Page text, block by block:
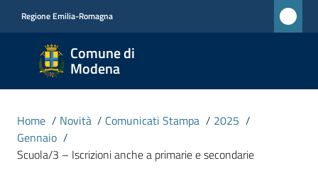
Regione Emilia-Romagna
Comune di
Modena
Comune
di
Modena
CIVICA
MONET
Home / Novità / Comunicati Stampa / 2025 /
Gennaio /
Scuola/3 – Iscrizioni anche a primarie e secondarie